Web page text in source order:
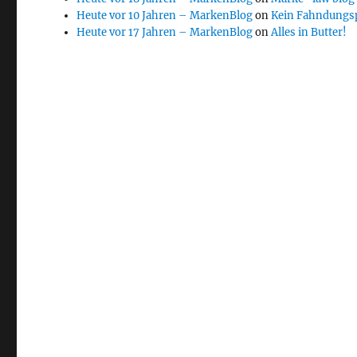
Heute vor 10 Jahren – MarkenBlogonKein
Heute vor 17 Jahren – MarkenBlogonAlles in Butter!